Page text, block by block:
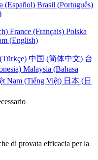
(Español) Brasil (Português)
France (Français) Polska
(English)
中国 (简体中文) 台
Malaysia (Bahasa
Nam (Tiếng Việt) 日本 (日
di provata efficacia per la